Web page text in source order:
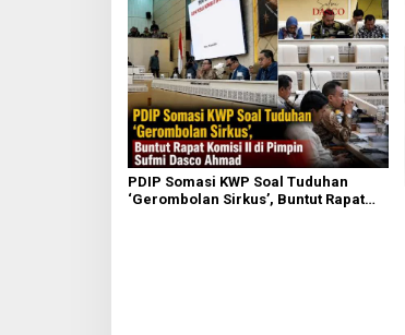
PDIP Somasi KWP Soal Tuduhan
‘Gerombolan Sirkus’, Buntut Rapat